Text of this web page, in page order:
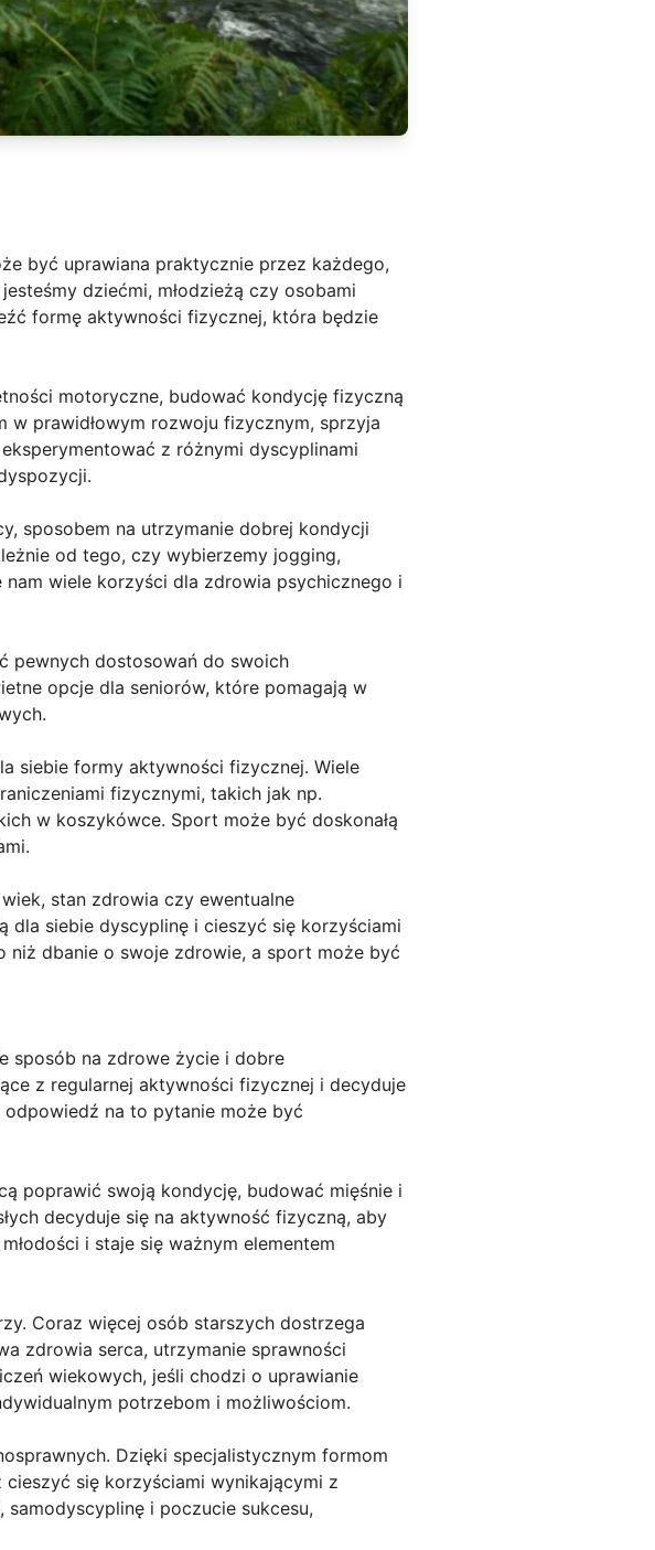
być uprawiana praktycznie przez każdego,
dziećmi, młodzieżą czy osobami
formę aktywności fizycznej, która będzie
motoryczne, budować kondycję fizyczną
w prawidłowym rozwoju fizycznym, sprzyja
z różnymi dyscyplinami
sposobem na utrzymanie dobrej kondycji
od tego, czy wybierzemy jogging,
nam wiele korzyści dla zdrowia psychicznego i
pewnych dostosowań do swoich
opcje dla seniorów, które pomagają w
siebie formy aktywności fizycznej. Wiele
fizycznymi, takich jak np.
w koszykówce. Sport może być doskonałą
stan zdrowia czy ewentualne
dla siebie dyscyplinę i cieszyć się korzyściami
niż dbanie o swoje zdrowie, a sport może być
sposób na zdrowe życie i dobre
z regularnej aktywności fizycznej i decyduje
na to pytanie może być
poprawić swoją kondycję, budować mięśnie i
decyduje się na aktywność fizyczną, aby
i staje się ważnym elementem
Coraz więcej osób starszych dostrzega
zdrowia serca, utrzymanie sprawności
wiekowych, jeśli chodzi o uprawianie
potrzebom i możliwościom.
Dzięki specjalistycznym formom
się korzyściami wynikającymi z
i poczucie sukcesu,